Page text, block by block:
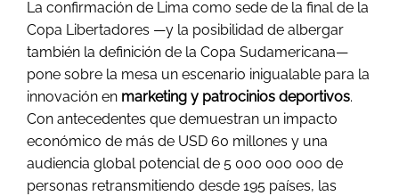
La confirmación de Lima como sede de la final de la
Copa Libertadores —y la posibilidad de albergar
también la definición de la Copa Sudamericana—
pone sobre la mesa un escenario inigualable para la
innovación en marketing y patrocinios deportivos.
Con antecedentes que demuestran un impacto
económico de más de USD 60 millones y una
audiencia global potencial de 5 000 000 000 de
personas retransmitiendo desde 195 países, las